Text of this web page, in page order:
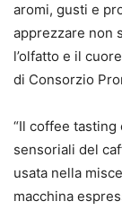
aromi, gusti e
apprezzare non
l’olfatto e il
di Consorzio
“Il coffee tasting
sensoriali del
usata nella
macchina